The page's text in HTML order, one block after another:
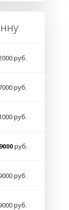
руб.
руб.
руб.
руб.
руб.
руб.